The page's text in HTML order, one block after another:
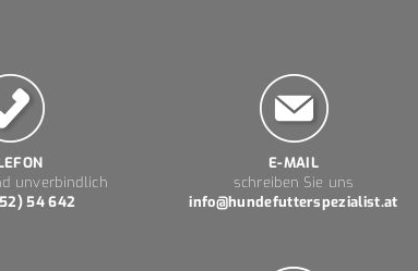
unverbindlich
54 642
E-MAIL
schreiben Sie uns
info@hundefutterspezialist.at